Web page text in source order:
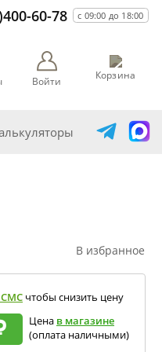
60-78 с 09:00 до 18:00
Войти Корзина
голов
В избранное
СМС чтобы снизить цену
Цена в магазине
(оплата наличными)